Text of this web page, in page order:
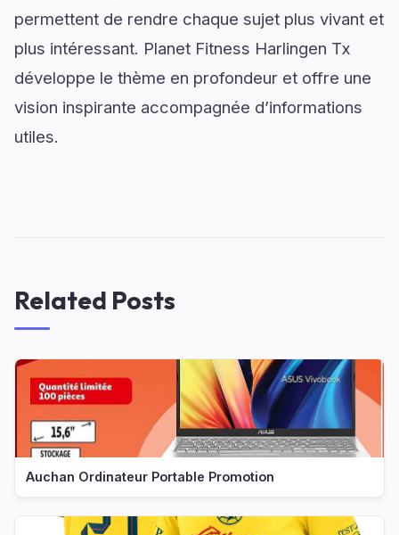
permettent de rendre chaque sujet plus vivant et
plus intéressant. Planet Fitness Harlingen Tx
développe le thème en profondeur et offre une
vision inspirante accompagnée d’informations
utiles.
Related Posts
Auchan Ordinateur Portable Promotion